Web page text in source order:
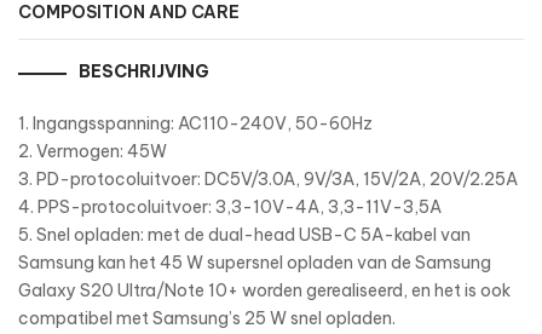
COMPOSITION AND CARE
BESCHRIJVING
1. Ingangsspanning: AC110-240V, 50-60Hz
2. Vermogen: 45W
3. PD-protocoluitvoer: DC5V/3.0A, 9V/3A, 15V/2A, 20V/2.25A
4. PPS-protocoluitvoer: 3,3-10V-4A, 3,3-11V-3,5A
5. Snel opladen: met de dual-head USB-C 5A-kabel van
Samsung kan het 45 W supersnel opladen van de Samsung
Galaxy S20 Ultra/Note 10+ worden gerealiseerd, en het is ook
compatibel met Samsung’s 25 W snel opladen.